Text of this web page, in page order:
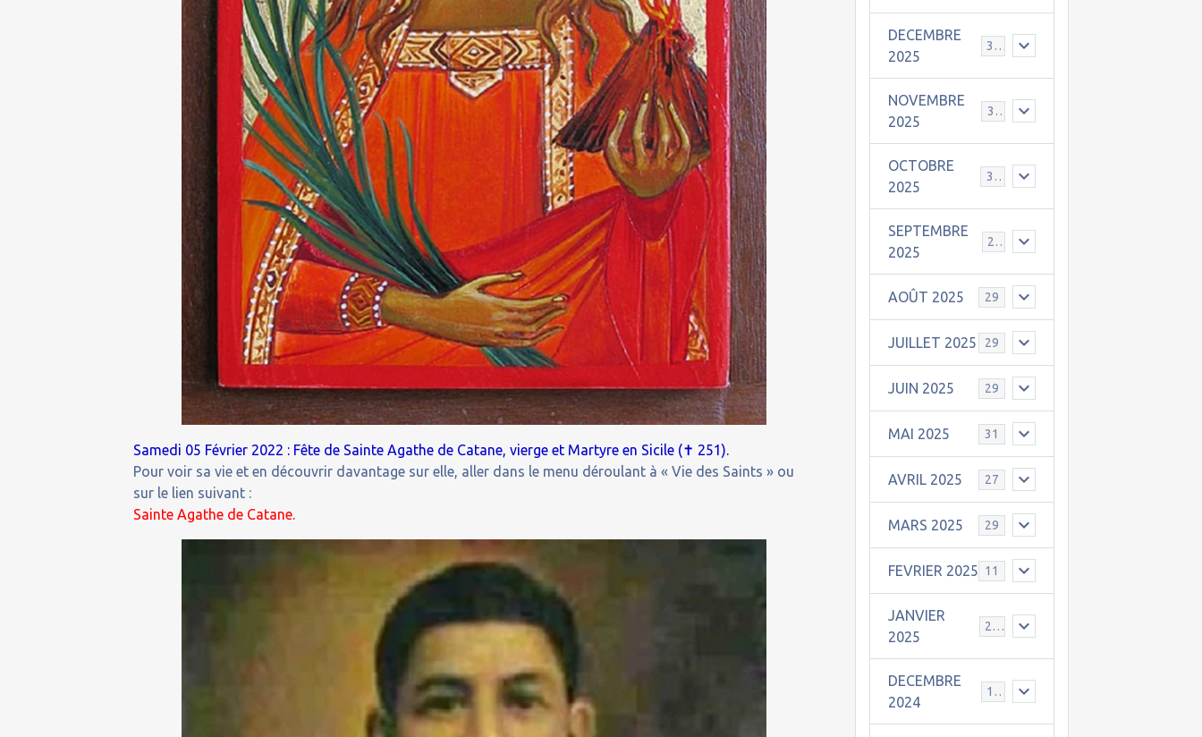
Samedi 05 Février 2022 : Fête de Sainte Agathe de Catane, vierge et Martyre en Sicile (✝ 251).
Pour voir sa vie et en découvrir davantage sur elle, aller dans le menu déroulant à « Vie des Saints » ou
sur le lien suivant :
Sainte Agathe de Catane
DECEMBRE
2025
30
NOVEMBRE
2025
30
OCTOBRE
2025
31
SEPTEMBRE
2025
25
AOÛT 2025 29
JUILLET 2025 29
JUIN 2025 29
MAI 2025 31
AVRIL 2025 27
MARS 2025 29
FEVRIER 2025 11
JANVIER
2025
25
DECEMBRE
2024
19